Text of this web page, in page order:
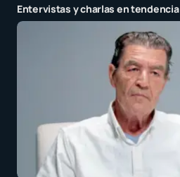
Entervistas y charlas en tendencia